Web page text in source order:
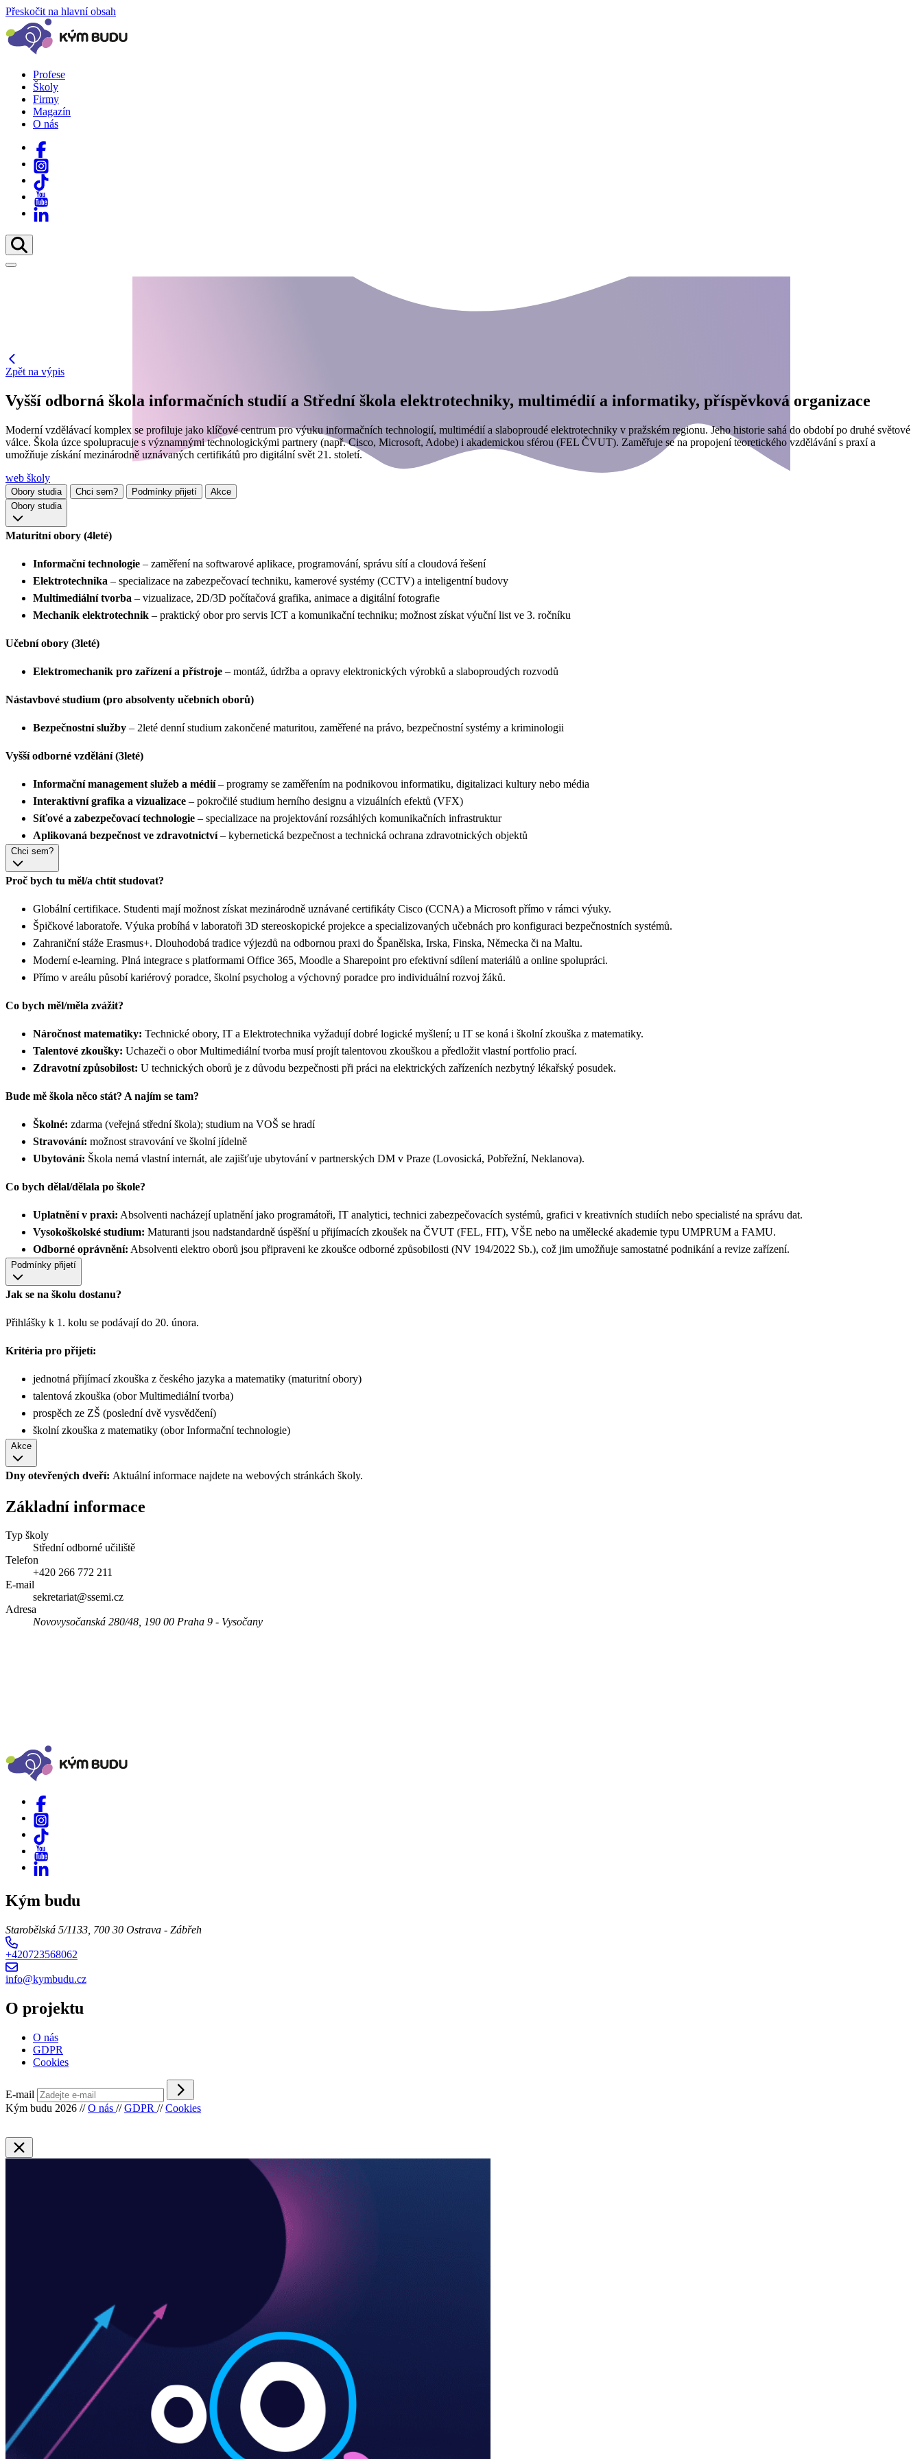
Přeskočit na hlavní obsah
Profese
Školy
Firmy
Magazín
O nás
Zpět na výpis
Vyšší odborná škola informačních studií a Střední škola elektrotechniky, multimédií a informatiky, příspěvková organizace
Moderní vzdělávací komplex se profiluje jako klíčové centrum pro výuku informačních technologií, multimédií a slaboproudé elektrotechniky v pražském regionu. Jeho historie sahá do období po druhé světové
válce. Škola úzce spolupracuje s významnými technologickými partnery (např. Cisco, Microsoft, Adobe) i akademickou sférou (FEL ČVUT). Zaměřuje se na propojení teoretického vzdělávání s praxí a
umožňuje získání mezinárodně uznávaných certifikátů pro digitální svět 21. století.
web školy
Obory studia Chci sem? Podmínky přijetí
Akce
Obory studia
Maturitní obory (4leté)
Informační technologie – zaměření na softwarové aplikace, programování, správu sítí a cloudová řešení
Elektrotechnika – specializace na zabezpečovací techniku, kamerové systémy (CCTV) a inteligentní budovy
Multimediální tvorba – vizualizace, 2D/3D počítačová grafika, animace a digitální fotografie
Mechanik elektrotechnik – praktický obor pro servis ICT a komunikační techniku; možnost získat výuční list ve 3. ročníku
Učební obory (3leté)
Elektromechanik pro zařízení a přístroje – montáž, údržba a opravy elektronických výrobků a slaboproudých rozvodů
Nástavbové studium (pro absolventy učebních oborů)
Bezpečnostní služby – 2leté denní studium zakončené maturitou, zaměřené na právo, bezpečnostní systémy a kriminologii
Vyšší odborné vzdělání (3leté)
Informační management služeb a médií– programy se zaměřením na podnikovou informatiku, digitalizaci kultury nebo média
Interaktivní grafika a vizualizace – pokročilé studium herního designu a vizuálních efektů (VFX)
Síťové a zabezpečovací technologie – specializace na projektování rozsáhlých komunikačních infrastruktur
Aplikovaná bezpečnost ve zdravotnictví– kybernetická bezpečnost a technická ochrana zdravotnických objektů
Chci sem?
Proč bych tu měl/a chtít studovat?
Globální certifikace. Studenti mají možnost získat mezinárodně uznávané certifikáty Cisco (CCNA) a Microsoft přímo v rámci výuky.
Špičkové laboratoře. Výuka probíhá v laboratoři 3D stereoskopické projekce a specializovaných učebnách pro konfiguraci bezpečnostních systémů.
Zahraniční stáže Erasmus+. Dlouhodobá tradice výjezdů na odbornou praxi do Španělska, Irska, Finska, Německa či na Maltu.
Moderní e-learning. Plná integrace s platformami Office 365, Moodle a Sharepoint pro efektivní sdílení materiálů a online spolupráci.
Přímo v areálu působí kariérový poradce, školní psycholog a výchovný poradce pro individuální rozvoj žáků.
Co bych měl/měla zvážit?
Náročnost matematiky: Technické obory, IT a Elektrotechnika vyžadují dobré logické myšlení; u IT se koná i školní zkouška z matematiky.
Talentové zkoušky: Uchazeči o obor Multimediální tvorba musí projít talentovou zkouškou a předložit vlastní portfolio prací.
Zdravotní způsobilost: U technických oborů je z důvodu bezpečnosti při práci na elektrických zařízeních nezbytný lékařský posudek.
Bude mě škola něco stát? A najím se tam?
Školné: zdarma (veřejná střední škola); studium na VOŠ se hradí
Stravování: možnost stravování ve školní jídelně
Ubytování: Škola nemá vlastní internát, ale zajišťuje ubytování v partnerských DM v Praze (Lovosická, Pobřežní, Neklanova).
Co bych dělal/dělala po škole?
Uplatnění v praxi: Absolventi nacházejí uplatnění jako programátoři, IT analytici, technici zabezpečovacích systémů, grafici v kreativních studiích nebo specialisté na správu dat.
Vysokoškolské studium: Maturanti jsou nadstandardně úspěšní u přijímacích zkoušek na ČVUT (FEL, FIT), VŠE nebo na umělecké akademie typu UMPRUM a FAMU.
Odborné oprávnění: Absolventi elektro oborů jsou připraveni ke zkoušce odborné způsobilosti (NV 194/2022 Sb.), což jim umožňuje samostatné podnikání a revize zařízení.
Podmínky přijetí
Jak se na školu dostanu?
Přihlášky k 1. kolu se podávají do 20. února.
Kritéria pro přijetí:
jednotná přijímací zkouška z českého jazyka a matematiky (maturitní obory)
talentová zkouška (obor Multimediální tvorba)
prospěch ze ZŠ (poslední dvě vysvědčení)
školní zkouška z matematiky (obor Informační technologie)
Akce
Dny otevřených dveří: Aktuální informace najdete na webových stránkách školy.
Základní informace
Typ školy
Střední odborné učiliště
Telefon
+420 266 772 211
E-mail
sekretariat@ssemi.cz
Adresa
Novovysočanská 280/48, 190 00 Praha 9 - Vysočany
Kým budu
Starobělská 5/1133, 700 30 Ostrava - Zábřeh
+420723568062
info@kymbudu.cz
O projektu
O nás
GDPR
Cookies
E-mail
Kým budu 2026 // O nás // GDPR // Cookies